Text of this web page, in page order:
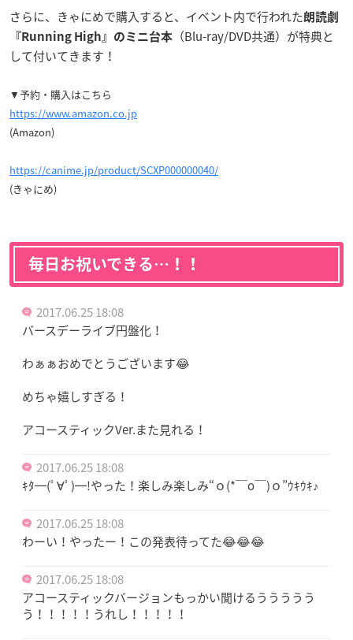
さらに、きゃにめで購入すると、イベント内で行われた 朗読劇
『Running High』のミニ台本
（Blu-ray/DVD共通）が特典と
して付いてきます！
▼予約・購入はこちら
https://www.amazon.co.jp
(Amazon)
https://canime.jp/product/SCXP000000040/
(きゃにめ)
毎日お祝いできる…！！
2017.06.25 18:08
バースデーライブ円盤化！
わぁぁおめでとうございます😂
めちゃ嬉しすぎる！
アコースティックVer.また見れる！
2017.06.25 18:08
ｷﾀ━(ﾟ∀ﾟ)━!やった！楽しみ楽しみ“ｏ(*￣o￣)ｏ”ｳｷｳｷ♪
2017.06.25 18:08
わーい！やったー！この発表待ってた😂😂😂
2017.06.25 18:08
アコースティックバージョンもっかい聞けるううううう
う！！！！！うれし！！！！！